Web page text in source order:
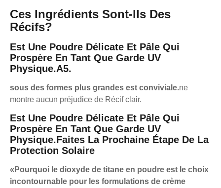
Ces Ingrédients Sont-Ils Des
Récifs?
Est Une Poudre Délicate Et Pâle Qui
Prospère En Tant Que Garde UV
Physique.A5.
sous des formes plus grandes est conviviale.ne
montre aucun préjudice de Récif clair.
Est Une Poudre Délicate Et Pâle Qui
Prospère En Tant Que Garde UV
Physique.Faites La Prochaine Étape De La
Protection Solaire
«Pourquoi le dioxyde de titane en poudre est le choix
incontournable pour les formulations de crème